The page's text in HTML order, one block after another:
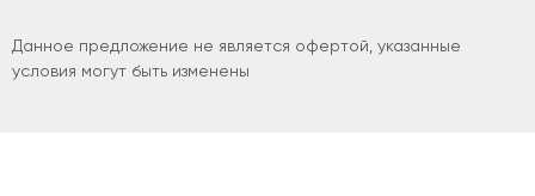
Данное предложение не является офертой, указанные
условия могут быть изменены